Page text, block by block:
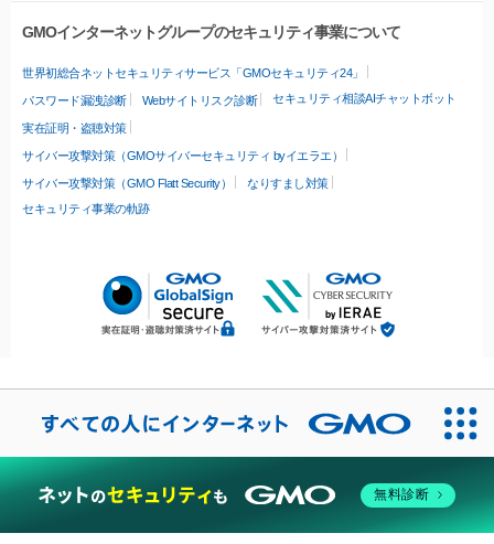
GMOインターネットグループのセキュリティ事業について
世界初総合ネットセキュリティサービス「GMOセキュリティ24」
パスワード漏洩診断 Webサイトリスク診断 セキュリティ相談AIチャットボット
実在証明・盗聴対策
サイバー攻撃対策（GMOサイバーセキュリティ byイエラエ）
サイバー攻撃対策（GMO Flatt Security）
なりすまし対策
セキュリティ事業の軌跡
無料診断